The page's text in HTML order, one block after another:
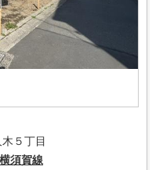
木５丁目
横須賀線